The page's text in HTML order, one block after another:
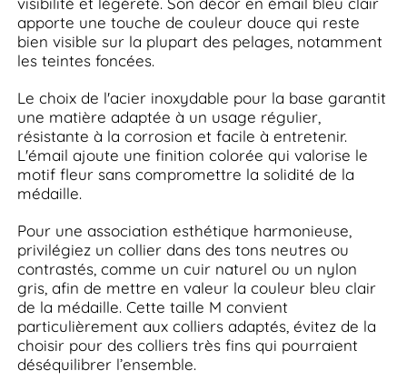
apporte une touche de couleur douce qui reste
bien visible sur la plupart des pelages, notamment
les teintes foncées.
Le choix de l'acier inoxydable pour la base garantit
une matière adaptée à un usage régulier,
résistante à la corrosion et facile à entretenir.
L'émail ajoute une finition colorée qui valorise le
motif fleur sans compromettre la solidité de la
médaille.
Pour une association esthétique harmonieuse,
privilégiez un collier dans des tons neutres ou
contrastés, comme un cuir naturel ou un nylon
gris, afin de mettre en valeur la couleur bleu clair
de la médaille. Cette taille M convient
particulièrement aux colliers adaptés, évitez de la
choisir pour des colliers très fins qui pourraient
déséquilibrer l’ensemble.